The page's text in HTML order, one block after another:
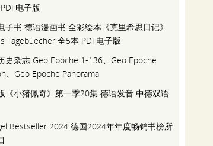
电子版
子书 德语漫画书 全彩绘本《克里希思日记》
Tagebuecher 全5本 PDF电子版
史杂志 Geo Epoche 1-136、Geo Epoche
、Geo Epoche Panorama
《小猪佩奇》第一季20集 德语发音 中德双语
Bestseller 2024 德国2024年年度畅销书榜所